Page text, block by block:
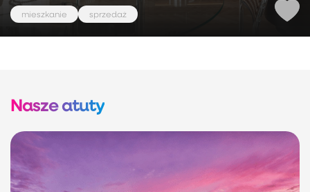
mieszkanie sprzedaż
Nasze atuty